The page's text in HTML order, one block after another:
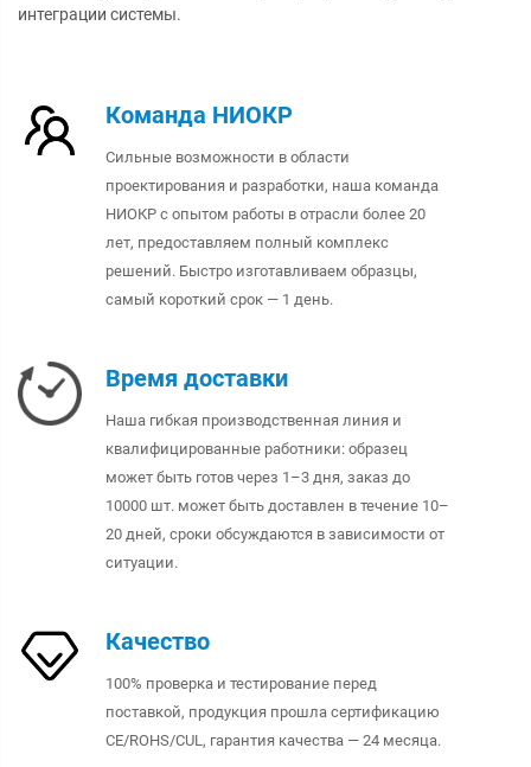
интеграции системы.
Команда НИОКР
Сильные возможности в области
проектирования и разработки, наша команда
НИОКР с опытом работы в отрасли более 20
лет, предоставляем полный комплекс
решений. Быстро изготавливаем образцы,
самый короткий срок — 1 день.
Время доставки
Наша гибкая производственная линия и
квалифицированные работники: образец
может быть готов через 1–3 дня, заказ до
10000 шт. может быть доставлен в течение 10–
20 дней, сроки обсуждаются в зависимости от
ситуации.
Качество
100% проверка и тестирование перед
поставкой, продукция прошла сертификацию
CE/ROHS/CUL, гарантия качества — 24 месяца.